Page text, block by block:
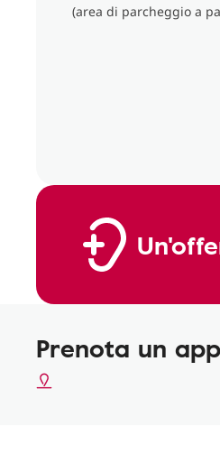
(area di parcheggio a
Prenota un